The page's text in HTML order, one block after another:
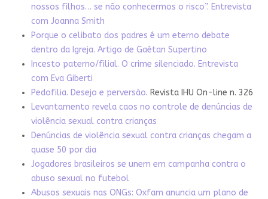
nossos filhos… se não conhecermos o risco”. Entrevista
com Joanna Smith
Porque o celibato dos padres é um eterno debate
dentro da Igreja. Artigo de Gaétan Supertino
Incesto paterno/filial. O crime silenciado. Entrevista
com Eva Giberti
Pedofilia. Desejo e perversão. Revista IHU On-line n. 326
Levantamento revela caos no controle de denúncias de
violência sexual contra crianças
Denúncias de violência sexual contra crianças chegam a
quase 50 por dia
Jogadores brasileiros se unem em campanha contra o
abuso sexual no futebol
Abusos sexuais nas ONGs: Oxfam anuncia um plano de